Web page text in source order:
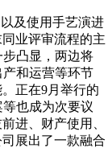
及使用手艺演进
业评审流程的主
凸显，两边将
和运营等环节
正在9月举行的
也成为次要议
进、财产使用、
展出了一款融合